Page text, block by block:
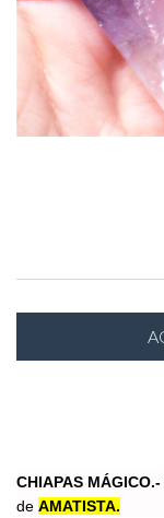
CHIAPAS MÁGICO.-
de AMATISTA.